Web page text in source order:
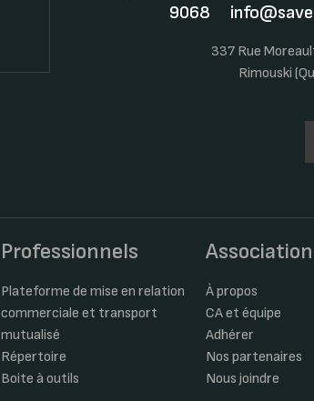
9068
337 Rue
Rimouski
Professionnels
Plateforme de mise en relation
commerciale et transport
mutualisé
Répertoire
Boite à outils
Association
À propos
CA et équipe
Adhérer
Nos partenaires
Nous joindre